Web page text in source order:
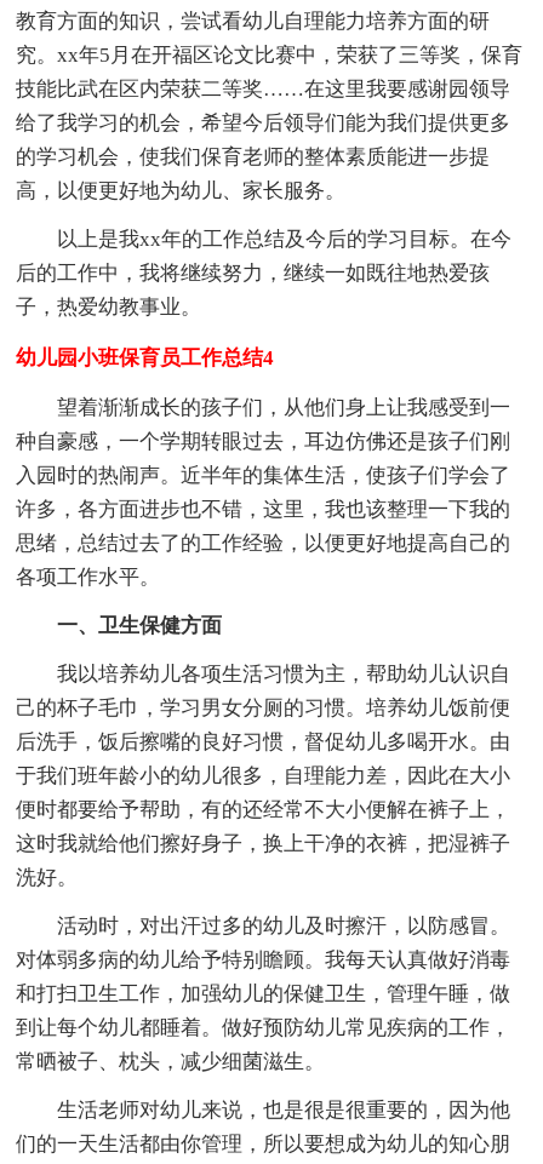
教育方面的知识，尝试看幼儿自理能力培养方面的研
究。xx年5月在开福区论文比赛中，荣获了三等奖，保育
技能比武在区内荣获二等奖……在这里我要感谢园领导
给了我学习的机会，希望今后领导们能为我们提供更多
的学习机会，使我们保育老师的整体素质能进一步提
高，以便更好地为幼儿、家长服务。
以上是我xx年的工作总结及今后的学习目标。在今
后的工作中，我将继续努力，继续一如既往地热爱孩
子，热爱幼教事业。
幼儿园小班保育员工作总结4
望着渐渐成长的孩子们，从他们身上让我感受到一
种自豪感，一个学期转眼过去，耳边仿佛还是孩子们刚
入园时的热闹声。近半年的集体生活，使孩子们学会了
许多，各方面进步也不错，这里，我也该整理一下我的
思绪，总结过去了的工作经验，以便更好地提高自己的
各项工作水平。
一、卫生保健方面
我以培养幼儿各项生活习惯为主，帮助幼儿认识自
己的杯子毛巾，学习男女分厕的习惯。培养幼儿饭前便
后洗手，饭后擦嘴的良好习惯，督促幼儿多喝开水。由
于我们班年龄小的幼儿很多，自理能力差，因此在大小
便时都要给予帮助，有的还经常不大小便解在裤子上，
这时我就给他们擦好身子，换上干净的衣裤，把湿裤子
洗好。
活动时，对出汗过多的幼儿及时擦汗，以防感冒。
对体弱多病的幼儿给予特别瞻顾。我每天认真做好消毒
和打扫卫生工作，加强幼儿的保健卫生，管理午睡，做
到让每个幼儿都睡着。做好预防幼儿常见疾病的工作，
常晒被子、枕头，减少细菌滋生。
生活老师对幼儿来说，也是很是很重要的，因为他
们的一天生活都由你管理，所以要想成为幼儿的知心朋